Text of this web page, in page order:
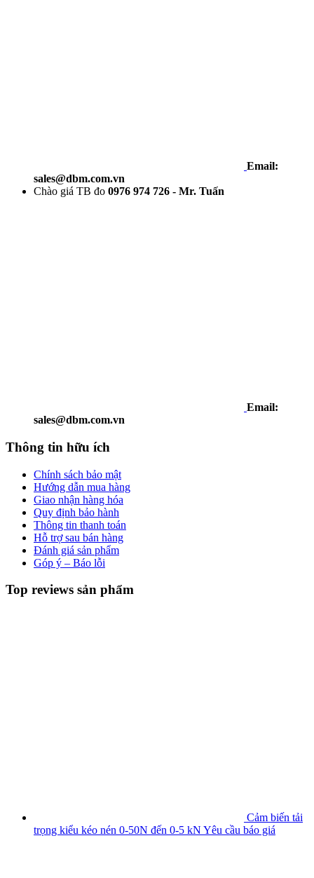
Email:
sales@dbm.com.vn
Chào giá TB đo 0976 974 726 - Mr. Tuấn
Email:
sales@dbm.com.vn
Thông tin hữu ích
Chính sách bảo mật
Hướng dẫn mua hàng
Giao nhận hàng hóa
Quy định bảo hành
Thông tin thanh toán
Hỗ trợ sau bán hàng
Đánh giá sản phẩm
Góp ý – Báo lỗi
Top reviews sản phẩm
Cảm biến tải
trọng kiểu kéo nén 0-50N đến 0-5 kN Yêu cầu báo giá